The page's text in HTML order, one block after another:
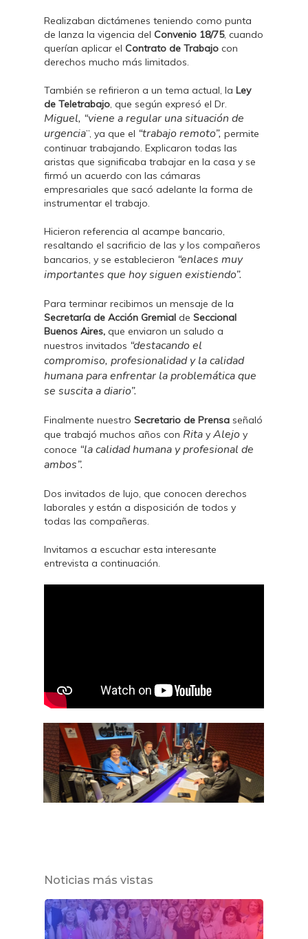
Realizaban dictámenes teniendo como punta
de lanza la vigencia delConvenio 18/75, cuando
querían aplicar elContrato de Trabajo con
derechos mucho más limitados.
También se refirieron a un tema actual, laLey
de Teletrabajo, que según expresó el Dr.
Miguel, “viene a regular una situación de
urgencia”, ya que el “trabajo remoto”, permite
continuar trabajando. Explicaron todas las
aristas que significaba trabajar en la casa y se
firmó un acuerdo con las cámaras
empresariales que sacó adelante la forma de
instrumentar el trabajo.
Hicieron referencia al acampe bancario,
resaltando el sacrificio de las y los compañeros
bancarios, y se establecieron “enlaces muy
importantes que hoy siguen existiendo”.
Para terminar recibimos un mensaje de la
Secretaría de Acción Gremial deSeccional
Buenos Aires, que enviaron un saludo a
nuestros invitados “destacando el
compromiso, profesionalidad y la calidad
humana para enfrentar la problemática que
se suscita a diario”.
Finalmente nuestroSecretario de Prensa señaló
que trabajó muchos años con Rita yAlejo y
conoce “la calidad humana y profesional de
ambos”.
Dos invitados de lujo, que conocen derechos
laborales y están a disposición de todos y
todas las compañeras.
Invitamos a escuchar esta interesante
entrevista a continuación.
Noticias más vistas